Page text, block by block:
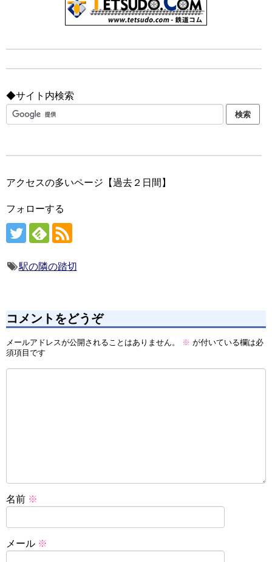
◆サイト内検索
アクセスの多いページ【過去２日間】
フォローする
駅の隣の踏切
コメントをどうぞ
メールアドレスが公開されることはありません。 ※ が付いている欄は必
須項目です
名前 ※
メール ※